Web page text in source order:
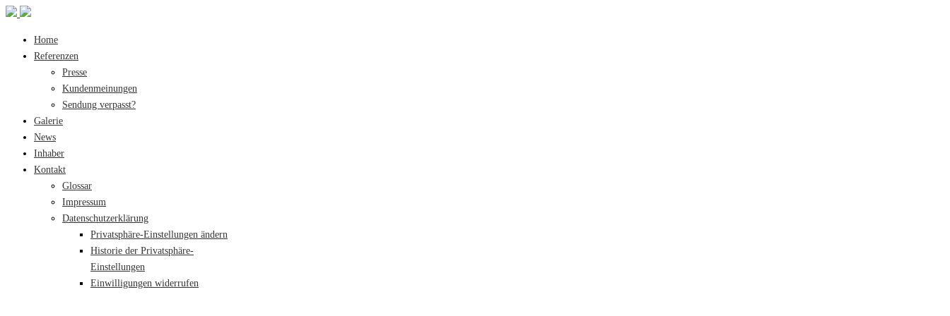
Home
Referenzen
Presse
Kundenmeinungen
Sendung verpasst?
Galerie
News
Inhaber
Kontakt
Glossar
Impressum
Datenschutzerklärung
Privatsphäre-Einstellungen ändern
Historie der Privatsphäre-
Einstellungen
Einwilligungen widerrufen